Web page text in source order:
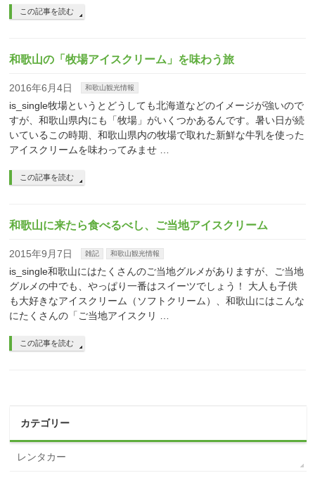
この記事を読む
和歌山の「牧場アイスクリーム」を味わう旅
2016年6月4日 和歌山観光情報
is_single牧場というとどうしても北海道などのイメージが強いので
すが、和歌山県内にも「牧場」がいくつかあるんです。暑い日が続
いているこの時期、和歌山県内の牧場で取れた新鮮な牛乳を使った
アイスクリームを味わってみませ …
この記事を読む
和歌山に来たら食べるべし、ご当地アイスクリーム
2015年9月7日 雑記 和歌山観光情報
is_single和歌山にはたくさんのご当地グルメがありますが、ご当地
グルメの中でも、やっぱり一番はスイーツでしょう！ 大人も子供
も大好きなアイスクリーム（ソフトクリーム）、和歌山にはこんな
にたくさんの「ご当地アイスクリ …
この記事を読む
カテゴリー
レンタカー